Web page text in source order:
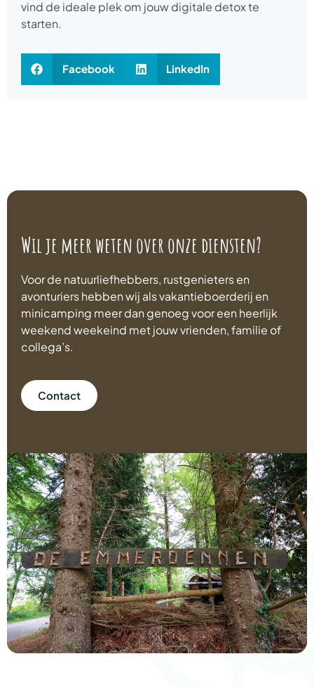
vind de ideale plek om jouw digitale detox te
starten.
Facebook LinkedIn
Wil je meer weten over onze diensten?
Voor de natuurliefhebbers, rustgenieters en
avonturiers hebben wij als vakantieboerderij en
minicamping meer dan genoeg voor een heerlijk
weekend weekeind met jouw vrienden, familie of
collega’s.
Contact